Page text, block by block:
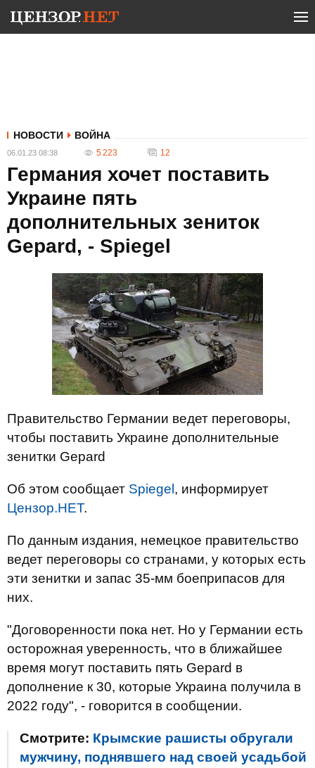
НОВОСТИ ВОЙНА
06.01.23 08:38 5 223 12
Германия хочет поставить
Украине пять
дополнительных зениток
Gepard, - Spiegel
Правительство Германии ведет переговоры,
чтобы поставить Украине дополнительные
зенитки Gepard
Об этом сообщает Spiegel , информирует
Цензор.НЕТ.
По данным издания, немецкое правительство
ведет переговоры со странами, у которых есть
эти зенитки и запас 35-мм боеприпасов для
них.
"Договоренности пока нет. Но у Германии есть
осторожная уверенность, что в ближайшее
время могут поставить пять Gepard в
дополнение к 30, которые Украина получила в
2022 году", - говорится в сообщении.
Смотрите: Крымские рашисты обругали
мужчину, поднявшего над своей усадьбой